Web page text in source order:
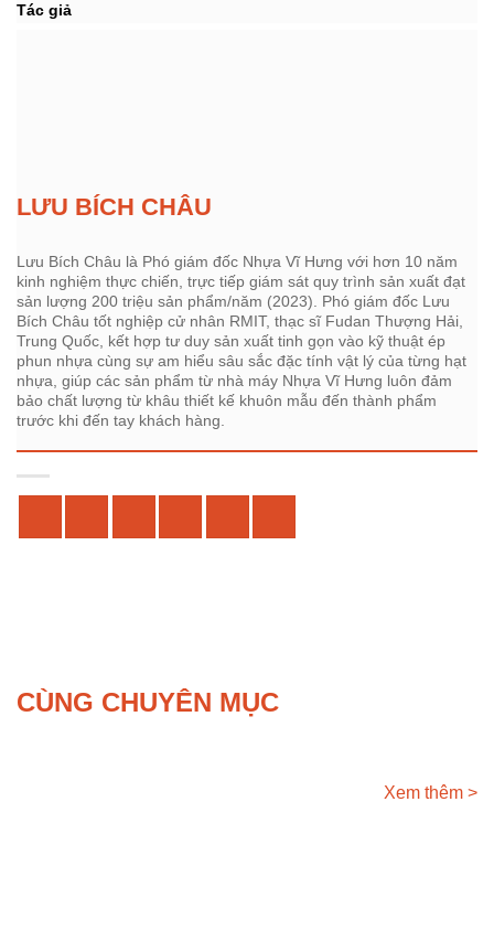
Tác giả
LƯU BÍCH CHÂU
Lưu Bích Châu là Phó giám đốc Nhựa Vĩ Hưng với hơn 10 năm
kinh nghiệm thực chiến, trực tiếp giám sát quy trình sản xuất đạt
sản lượng 200 triệu sản phẩm/năm (2023). Phó giám đốc Lưu
Bích Châu tốt nghiệp cử nhân RMIT, thạc sĩ Fudan Thượng Hải,
Trung Quốc, kết hợp tư duy sản xuất tinh gọn vào kỹ thuật ép
phun nhựa cùng sự am hiểu sâu sắc đặc tính vật lý của từng hạt
nhựa, giúp các sản phẩm từ nhà máy Nhựa Vĩ Hưng luôn đảm
bảo chất lượng từ khâu thiết kế khuôn mẫu đến thành phẩm
trước khi đến tay khách hàng.
CÙNG CHUYÊN MỤC
Xem thêm >